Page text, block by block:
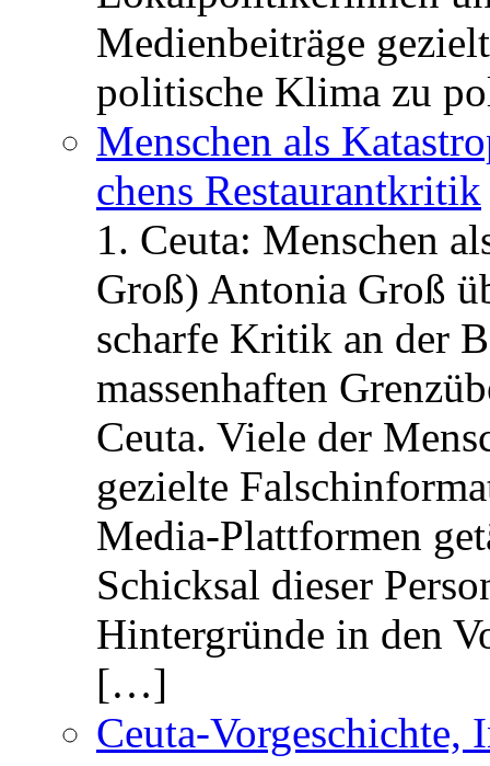
Medienbeiträge
politische Klima zu
Menschen als
chens Restau­rant­kritik
1. Ceuta: Menschen
Groß) Antonia Groß
scharfe Kritik an der
massenhaften
Ceuta. Viele der
gezielte
Media-Plattformen
Schicksal dieser
Hintergründe in den
[…]
Ceuta-Vorgeschichte,